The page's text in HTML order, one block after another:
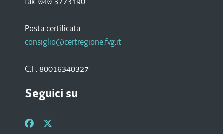
Posta certificata:
consiglio@certregione.fvg.it
C.F. 80016340327
Seguici su